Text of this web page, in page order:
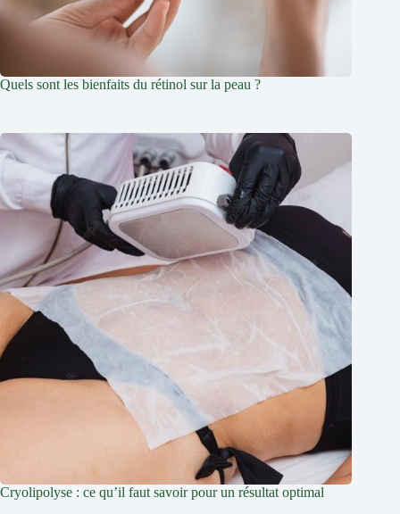
Quels sont les bienfaits du rétinol sur la peau ?
Cryolipolyse : ce qu’il faut savoir pour un résultat optimal